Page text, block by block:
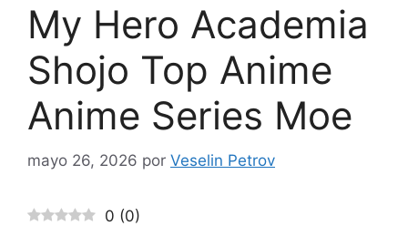
My Hero Academia
Shojo Top Anime
Anime Series Moe
mayo 26, 2026 por Veselin Petrov
0 (0)